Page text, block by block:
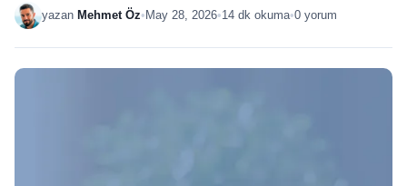
yazan Mehmet Öz• May 28, 2026•14 dk okuma•0 yorum